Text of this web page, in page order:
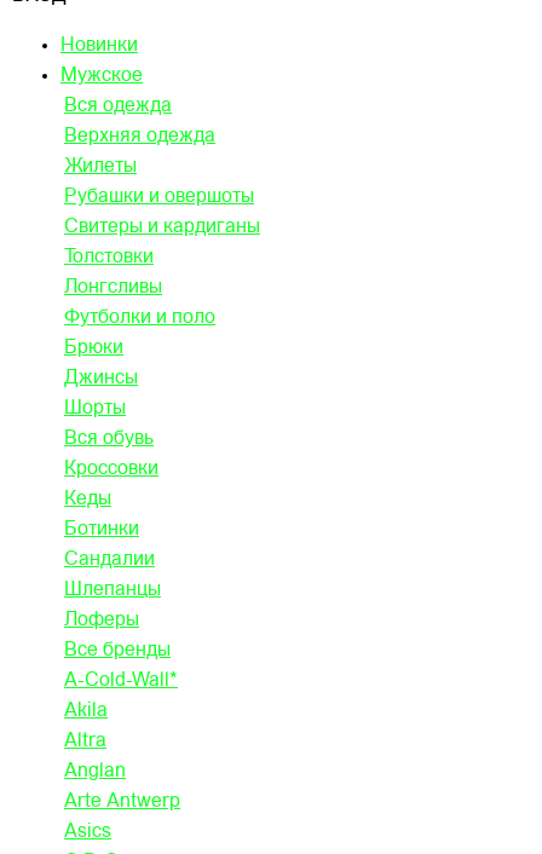
Новинки
Мужское
Вся одежда
Верхняя одежда
Жилеты
Рубашки и овершоты
Свитеры и кардиганы
Толстовки
Лонгсливы
Футболки и поло
Брюки
Джинсы
Шорты
Вся обувь
Кроссовки
Кеды
Ботинки
Сандалии
Шлепанцы
Лоферы
Все бренды
A-Cold-Wall*
Akila
Altra
Anglan
Arte Antwerp
Asics